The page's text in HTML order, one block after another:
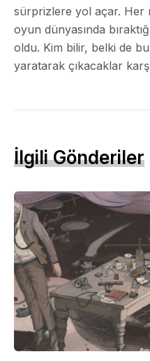
sürprizlere yol açar. Her
oyun dünyasında
oldu. Kim bilir, belki de
yaratarak çıkacaklar
İlgili Gönderiler